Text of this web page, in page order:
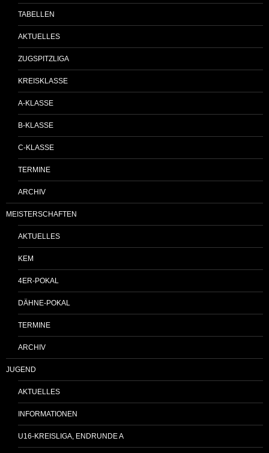
TABELLEN
AKTUELLES
ZUGSPITZLIGA
KREISKLASSE
A-KLASSE
B-KLASSE
C-KLASSE
TERMINE
ARCHIV
MEISTERSCHAFTEN
AKTUELLES
KEM
4ER-POKAL
DÄHNE-POKAL
TERMINE
ARCHIV
JUGEND
AKTUELLES
INFORMATIONEN
U16-KREISLIGA, ENDRUNDE A